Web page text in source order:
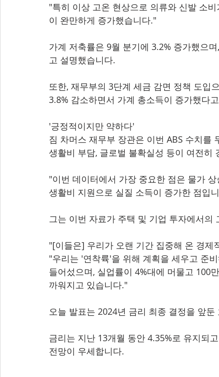
"특히 이상 고온 현상으로 의류와 신발 소
이 완만하게 증가했습니다."
가계 저축률은 9월 분기에 3.2% 증가했으
고 설명했습니다.
또한, 재무부의 3단계 세금 감면 정책 도입
3.8% 감소하면서 가계 총소득이 증가했다
'긍정적이지만 약하다'
짐 차머스 재무부 장관은 이번 ABS 수치
생활비 부담, 글로벌 불확실성 등이 여전히
"이번 데이터에서 가장 중요한 점은 물가
생활비 지원으로 실질 소득이 증가한 점입
그는 이번 자료가 주택 및 기업 투자에서
"[이들은] 우리가 오랜 기간 집중해 온 경제
"우리는 '연착륙'을 위해 계획을 세우고 준
들어섰으며, 실업률이 4%대에 머물고 100
까워지고 있습니다."
오늘 발표는 2024년 금리 최종 결정을 앞
금리는 지난 13개월 동안 4.35%로 유지되
전망이 우세합니다.